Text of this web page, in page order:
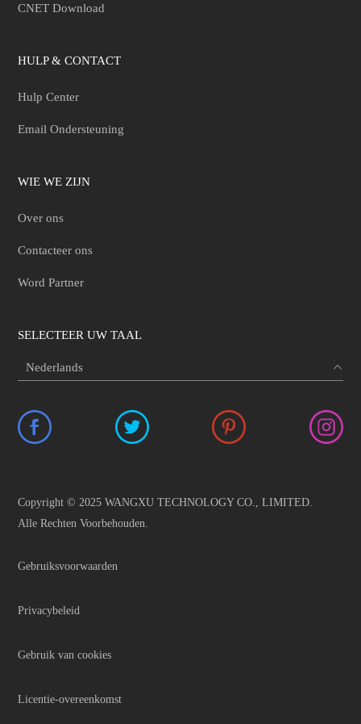
CNET Download
HULP & CONTACT
Hulp Center
Email Ondersteuning
WIE WE ZIJN
Over ons
Contacteer ons
Word Partner
SELECTEER UW TAAL
Copyright © 2025 WANGXU TECHNOLOGY CO., LIMITED.
Alle Rechten Voorbehouden.
Gebruiksvoorwaarden
Privacybeleid
Gebruik van cookies
Licentie-overeenkomst